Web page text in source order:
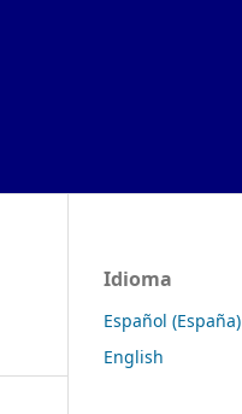
Idioma
Español (España)
English